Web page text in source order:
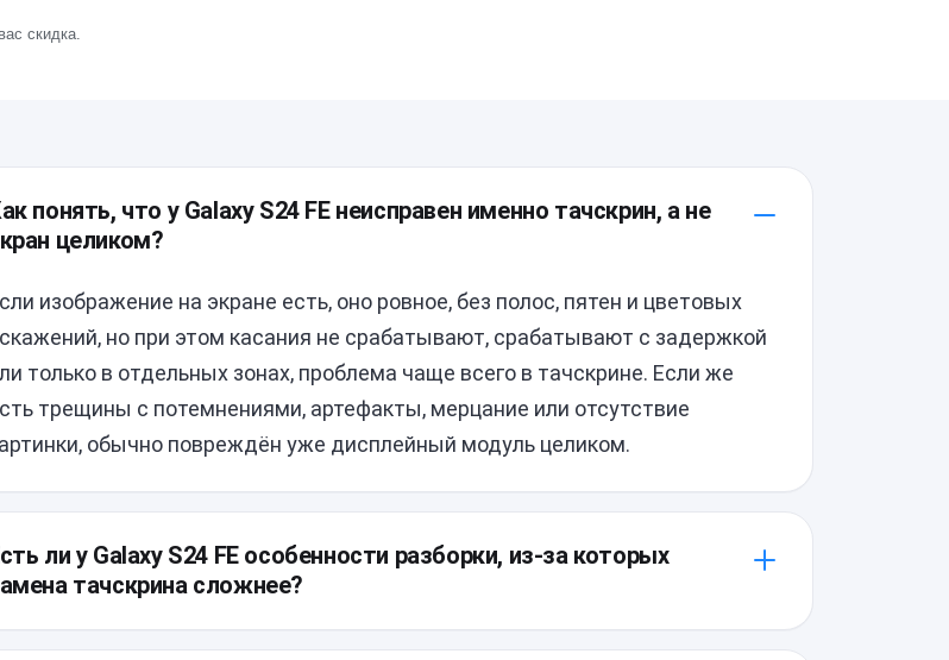
скидка.
понять, что у Galaxy S24 FE неисправен именно тачскрин, а не
целиком?
изображение на экране есть, оно ровное, без полос, пятен и цветовых
но при этом касания не срабатывают, срабатывают с задержкой
только в отдельных зонах, проблема чаще всего в тачскрине. Если же
трещины с потемнениями, артефакты, мерцание или отсутствие
обычно повреждён уже дисплейный модуль целиком.
ли у Galaxy S24 FE особенности разборки, из-за которых
тачскрина сложнее?
этой модели задняя крышка и внутренние шлейфы требуют аккуратного